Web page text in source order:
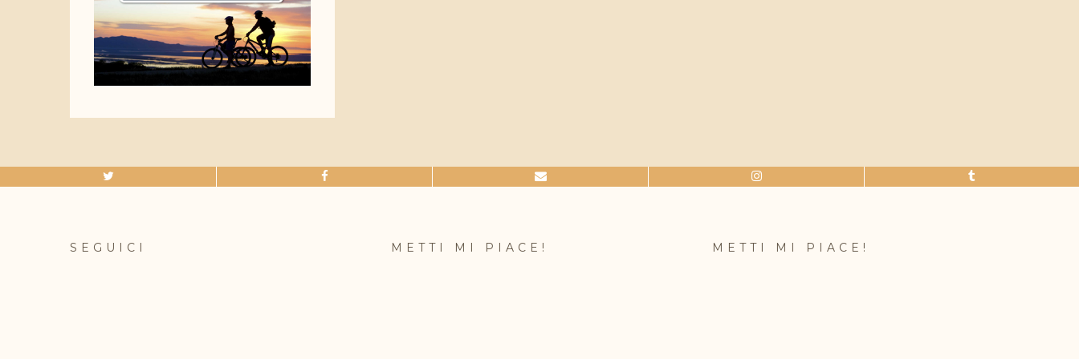
SEGUICI METTI MI PIACE! METTI MI PIACE!